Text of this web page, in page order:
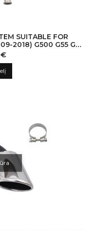
SUITABLE FOR
2018) G500 G55 G63
VALVETRONIC
€